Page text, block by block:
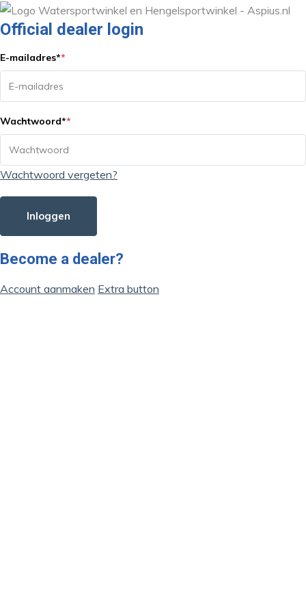
Official dealer login
E-mailadres**
Wachtwoord**
Wachtwoord vergeten?
Inloggen
Become a dealer?
Account aanmaken Extra button